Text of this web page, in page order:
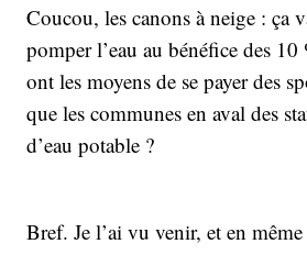
Coucou, les canons à neige : ça
pomper l’eau au bénéfice des
ont les moyens de se payer des
que les communes en aval des
d’eau potable ?
Bref. Je l’ai vu venir, et en